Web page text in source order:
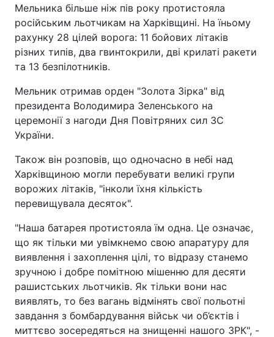
Мельника більше ніж пів року протистояла
російським льотчикам на Харківщині. На їньому
рахунку 28 цілей ворога: 11 бойових літаків
різних типів, два гвинтокрили, дві крилаті ракети
та 13 безпілотників.
Мельник отримав орден "Золота Зірка" від
президента Володимира Зеленського на
церемонії з нагоди Дня Повітряних сил ЗС
України.
Також він розповів, що одночасно в небі над
Харківщиною могли перебувати великі групи
ворожих літаків, "інколи їхня кількість
перевищувала десяток".
"Наша батарея протистояла їм одна. Це означає,
що як тільки ми увімкнемо свою апаратуру для
виявлення і захоплення цілі, то відразу станемо
зручною і добре помітною мішенню для десяти
рашистських льотчиків. Як тільки вони нас
виявлять, то без вагань відмінять свої польотні
завдання з бомбардування військ чи об’єктів і
миттєво зосередяться на знищенні нашого ЗРК", -